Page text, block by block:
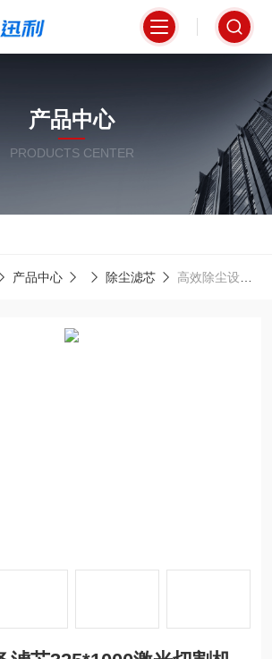
产品中心
PRODUCTS CENTER
产品中心 除尘滤芯 高效除尘设备滤芯325*1000激光切割机用